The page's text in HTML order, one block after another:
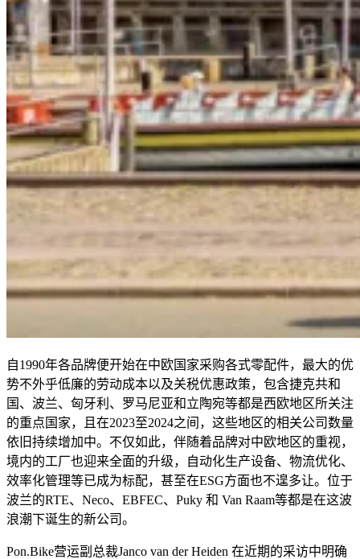
自1990年各品牌便开始在中欧国家采购各式零配件，最大的优
势不外乎低廉的劳动成本以及关税优惠政策，包含捷克共和
国、波兰、匈牙利、罗马尼亚和立陶宛等都是西欧地区所关注
的重点国家，且在2023至2024之间，这些地区的相关公司数量
依旧持续增加中。不仅如此，伴随着品牌对中欧地区的重视，
境内的工厂也迎来全面的升级，自动化生产设备、物流优化、
效率化管理等已成为标配，甚至在ESG方面也不遑多让。位于
波兰的RTE、Neco、EBFEC、Puky 和 Van Raam等都是在这波
浪潮下诞生的新公司。
Pon.Bike营运副总裁Janco van der Heiden 在近期的采访中明确